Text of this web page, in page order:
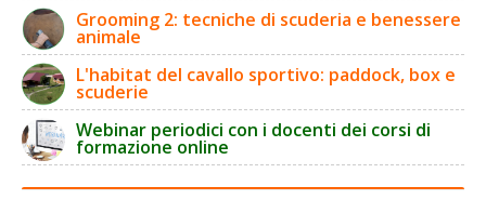
Grooming 2: tecniche di scuderia e benessere
animale
L'habitat del cavallo sportivo: paddock, box e
scuderie
Webinar periodici con i docenti dei corsi di
formazione online